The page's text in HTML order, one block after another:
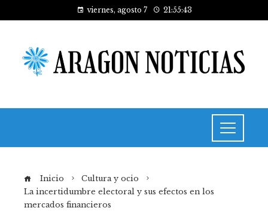
viernes, agosto 7 21:55:44
Inicio
Cultura y ocio
La incertidumbre electoral y sus efectos en los
mercados financieros